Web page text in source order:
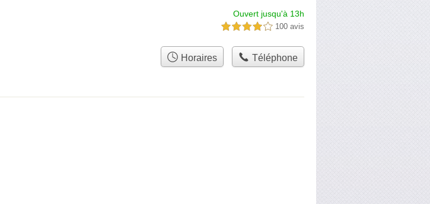
Ouvert jusqu'à 13h
4,0 étoiles sur 5 100 avis
Horaires Téléphone